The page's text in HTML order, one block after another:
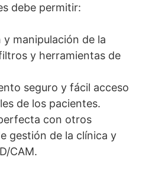
debe permitir:
y manipulación de la
y herramientas de
seguro y fácil acceso
de los pacientes.
con otros
gestión de la clínica y
CAM.